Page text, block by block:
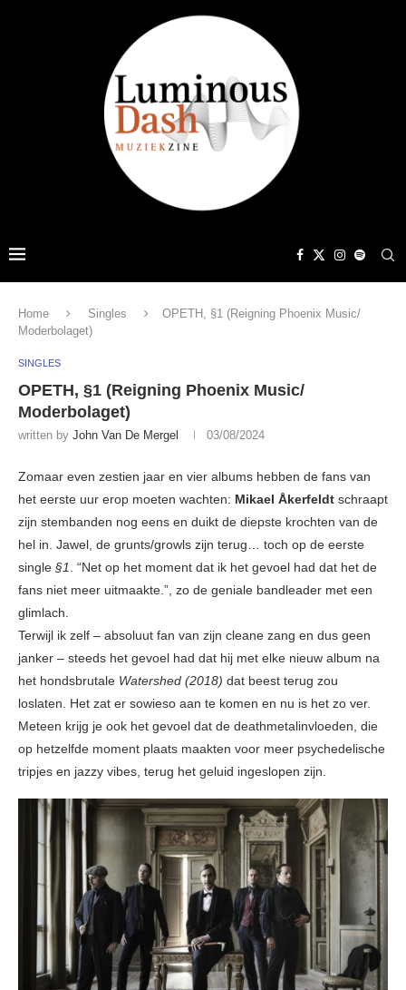
Home Singles
OPETH, §1 (Reigning Phoenix Music/
Moderbolaget)
SINGLES
OPETH, §1 (Reigning Phoenix Music/
Moderbolaget)
written by John Van De Mergel 03/08/2024
Zomaar even zestien jaar en vier albums hebben de fans van
het eerste uur erop moeten wachten: Mikael Åkerfeldt schraapt
zijn stembanden nog eens en duikt de diepste krochten van de
hel in. Jawel, de grunts/growls zijn terug… toch op de eerste
single §1. “Net op het moment dat ik het gevoel had dat het de
fans niet meer uitmaakte.”, zo de geniale bandleader met een
glimlach.
Terwijl ik zelf – absoluut fan van zijn cleane zang en dus geen
janker – steeds het gevoel had dat hij met elke nieuw album na
het hondsbrutale Watershed (2018) dat beest terug zou
loslaten. Het zat er sowieso aan te komen en nu is het zo ver.
Meteen krijg je ook het gevoel dat de deathmetalinvloeden, die
op hetzelfde moment plaats maakten voor meer psychedelische
tripjes en jazzy vibes, terug het geluid ingeslopen zijn.